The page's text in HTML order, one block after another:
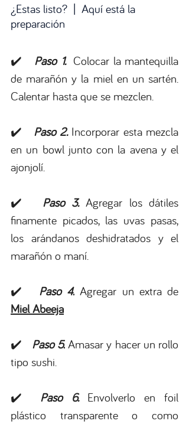
¿Estas listo?  |  Aquí está la
preparación
✔️ Paso 1. Colocar la mantequilla
de marañón y la miel en un sartén.
Calentar hasta que se mezclen.
✔️ Paso 2. Incorporar esta mezcla
en un bowl junto con la avena y el
ajonjolí.
✔️ Paso 3. Agregar los dátiles
finamente picados, las uvas pasas,
los arándanos deshidratados y el
marañón o maní.
✔️ Paso 4.
Miel Abeeja
✔️ Paso 5. Amasar y hacer un rollo
tipo sushi.
✔️ Paso 6. Envolverlo en foil
plástico transparente o como